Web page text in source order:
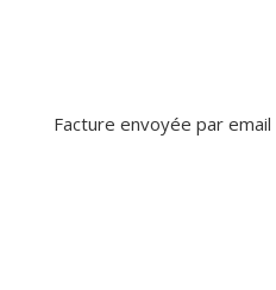
Facture envoyée par email